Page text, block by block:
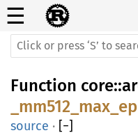
☰
Function core::
source · [−]